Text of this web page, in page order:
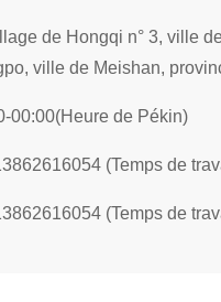
de Hongqi n° 3, ville
ville de Meishan,
00:00(Heure de Pékin)
(Temps de
(Temps de